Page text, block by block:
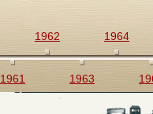
1961
1962
1963
1964